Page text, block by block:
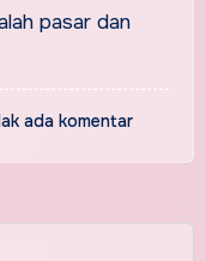
pasar dan
ada komentar